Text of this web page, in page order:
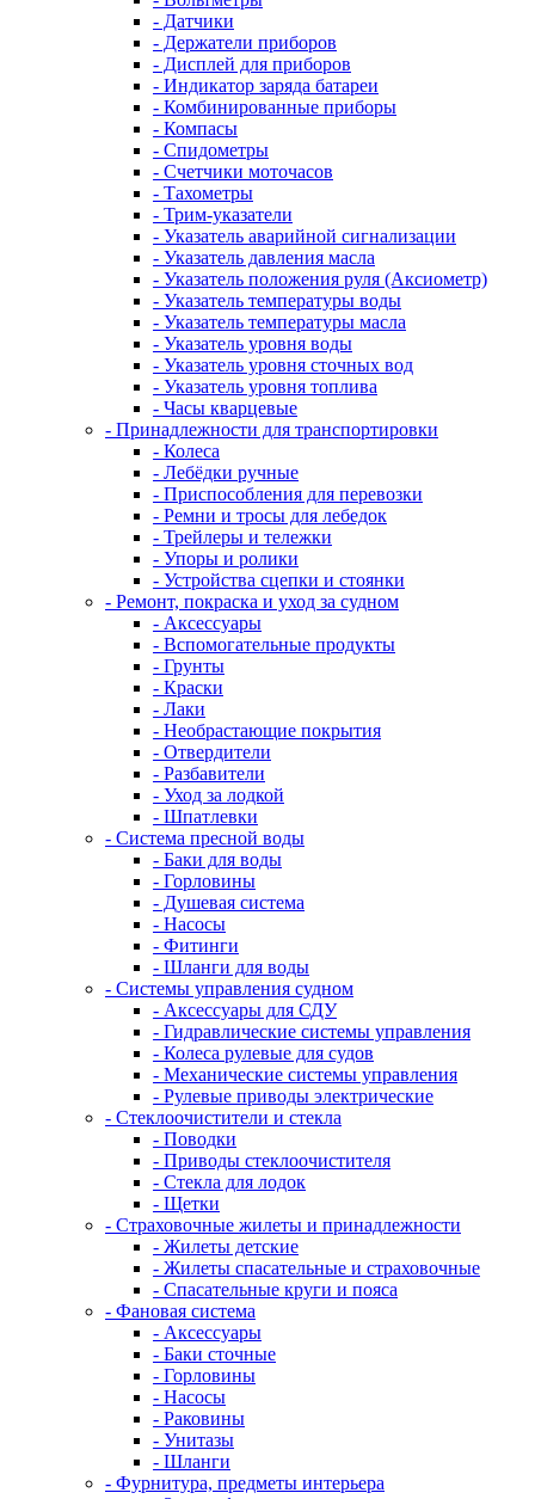
- Датчики
- Держатели приборов
- Дисплей для приборов
- Индикатор заряда батареи
- Комбинированные приборы
- Компасы
- Спидометры
- Счетчики моточасов
- Тахометры
- Трим-указатели
- Указатель аварийной сигнализации
- Указатель давления масла
- Указатель положения руля (Аксиометр)
- Указатель температуры воды
- Указатель температуры масла
- Указатель уровня воды
- Указатель уровня сточных вод
- Указатель уровня топлива
- Часы кварцевые
- Принадлежности для транспортировки
- Колеса
- Лебёдки ручные
- Приспособления для перевозки
- Ремни и тросы для лебедок
- Трейлеры и тележки
- Упоры и ролики
- Устройства сцепки и стоянки
- Ремонт, покраска и уход за судном
- Аксессуары
- Вспомогательные продукты
- Грунты
- Краски
- Лаки
- Необрастающие покрытия
- Отвердители
- Разбавители
- Уход за лодкой
- Шпатлевки
- Система пресной воды
- Баки для воды
- Горловины
- Душевая система
- Насосы
- Фитинги
- Шланги для воды
- Системы управления судном
- Аксессуары для СДУ
- Гидравлические системы управления
- Колеса рулевые для судов
- Механические системы управления
- Рулевые приводы электрические
- Стеклоочистители и стекла
- Поводки
- Приводы стеклоочистителя
- Стекла для лодок
- Щетки
- Страховочные жилеты и принадлежности
- Жилеты детские
- Жилеты спасательные и страховочные
- Спасательные круги и пояса
- Фановая система
- Аксессуары
- Баки сточные
- Горловины
- Насосы
- Раковины
- Унитазы
- Шланги
- Фурнитура, предметы интерьера